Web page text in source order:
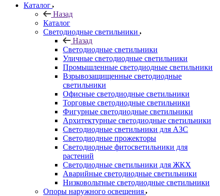
Каталог
Назад
Каталог
Светодиодные светильники
Назад
Светодиодные светильники
Уличные светодиодные светильники
Промышленные светодиодные светильники
Взрывозащищенные светодиодные
светильники
Офисные светодиодные светильники
Торговые светодиодные светильники
Фигурные светодиодные светильники
Архитектурные светодиодные светильники
Светодиодные светильники для АЗС
Светодиодные прожекторы
Светодиодные фитосветильники для
растений
Светодиодные светильники для ЖКХ
Аварийные светодиодные светильники
Низковольтные светодиодные светильники
Опоры наружного освещения